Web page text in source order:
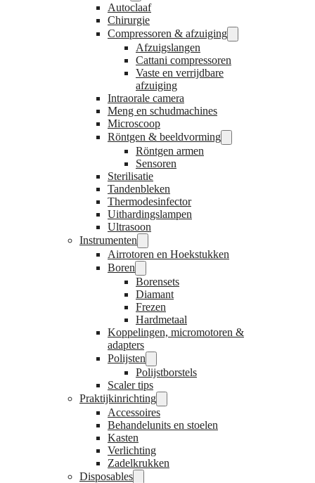
Autoclaaf
Chirurgie
Compressoren & afzuiging
Afzuigslangen
Cattani compressoren
Vaste en verrijdbare
afzuiging
Intraorale camera
Meng en schudmachines
Microscoop
Röntgen & beeldvorming
Röntgen armen
Sensoren
Sterilisatie
Tandenbleken
Thermodesinfector
Uithardingslampen
Ultrasoon
Instrumenten
Airrotoren en Hoekstukken
Boren
Borensets
Diamant
Frezen
Hardmetaal
Koppelingen, micromotoren &
adapters
Polijsten
Polijstborstels
Scaler tips
Praktijkinrichting
Accessoires
Behandelunits en stoelen
Kasten
Verlichting
Zadelkrukken
Disposables